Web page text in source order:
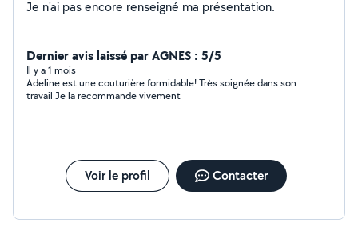
Je n'ai pas encore renseigné ma présentation.
Dernier avis laissé par AGNES : 5/5
Il y a 1 mois
Adeline est une couturière formidable! Très soignée dans son
travail Je la recommande vivement
Voir le profil Contacter